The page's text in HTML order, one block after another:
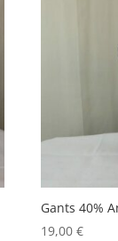
Gants 40%
19,00€